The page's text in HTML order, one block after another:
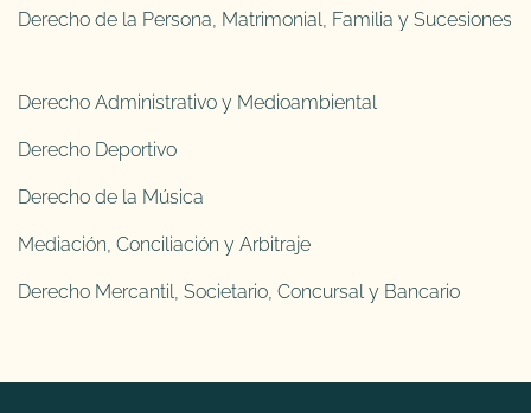
Derecho de la Persona, Matrimonial, Familia y Sucesiones
Derecho Administrativo y Medioambiental
Derecho Deportivo
Derecho de la Música
Mediación, Conciliación y Arbitraje
Derecho Mercantil, Societario, Concursal y Bancario